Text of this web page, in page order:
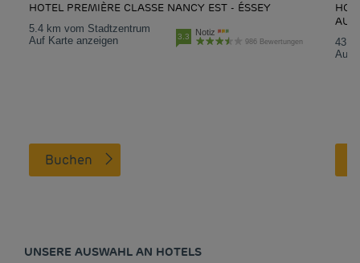
HOTEL PREMIÈRE CLASSE NANCY EST - ÉSSEY
5.4 km vom Stadtzentrum
Auf Karte anzeigen
3.3 Notiz
986 Bewertungen
Buchen
43.1
Auf
UNSERE AUSWAHL AN HOTELS